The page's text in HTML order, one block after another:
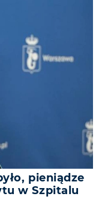
pieniądze
w Szpitalu